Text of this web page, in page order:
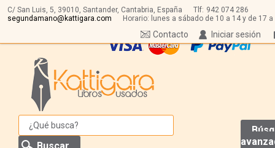
C/ San Luis, 5, 39010, Santander, Cantabria, España Tlf: 942 074 286
segundamano@kattigara.com
Horario: lunes a sábado de 10 a 14 y de 17 a
Iniciar sesión
Contacto